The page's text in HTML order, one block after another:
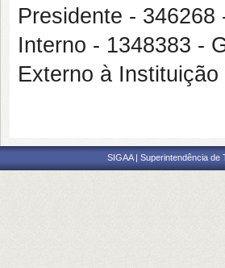
Presidente -
Interno - 1348383 -
Externo à
SIGAA | Superintendência